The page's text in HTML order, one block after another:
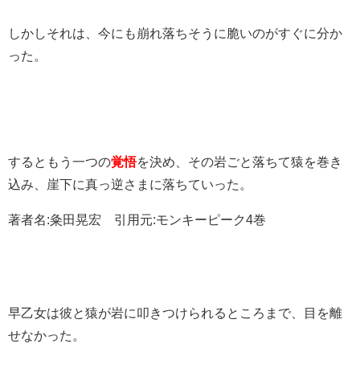
しかしそれは、今にも崩れ落ちそうに脆いのがすぐに分か
った。
するともう一つの覚悟を決め、その岩ごと落ちて猿を巻き
込み、崖下に真っ逆さまに落ちていった。
著者名:粂田晃宏 引用元:モンキーピーク4巻
早乙女は彼と猿が岩に叩きつけられるところまで、目を離
せなかった。